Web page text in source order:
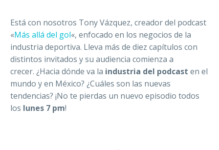
Está con nosotros Tony Vázquez, creador del podcast
«Más allá del gol«, enfocado en los negocios de la
industria deportiva. Lleva más de diez capítulos con
distintos invitados y su audiencia comienza a
crecer. ¿Hacia dónde va la industria del podcast en el
mundo y en México? ¿Cuáles son las nuevas
tendencias? ¡No te pierdas un nuevo episodio todos
los lunes 7 pm!